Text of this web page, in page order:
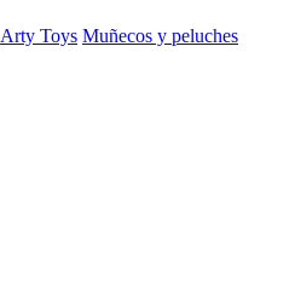
Arty Toys Muñecos y peluches